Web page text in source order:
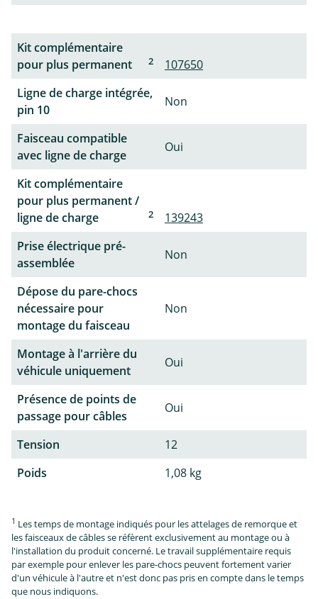
Kit complémentaire
pour plus permanent
2
107650
Ligne de charge intégrée,
pin 10
Non
Faisceau compatible
avec ligne de charge
Oui
Kit complémentaire
pour plus permanent /
ligne de charge
2
139243
Prise électrique pré-
assemblée
Non
Dépose du pare-chocs
nécessaire pour
montage du faisceau
Non
Montage à l'arrière du
véhicule uniquement
Oui
Présence de points de
passage pour câbles
Oui
Tension
12
Poids
1,08 kg
1 Les temps de montage indiqués pour les attelages de remorque et
les faisceaux de câbles se réfèrent exclusivement au montage ou à
l'installation du produit concerné. Le travail supplémentaire requis
par exemple pour enlever les pare-chocs peuvent fortement varier
d'un véhicule à l'autre et n'est donc pas pris en compte dans le temps
que nous indiquons.